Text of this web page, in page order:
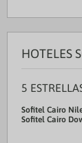
HOTELES
5
Sofitel Cairo
Sofitel Cairo